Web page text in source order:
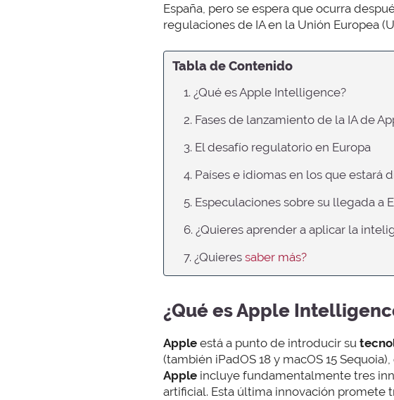
España, pero se espera que ocurra
regulaciones de IA en la Unión Europea
Tabla de Contenido
1. ¿Qué es Apple Intelligence?
2. Fases de lanzamiento de la IA de
3. El desafío regulatorio en Europa
4. Países e idiomas en los que estará
5. Especulaciones sobre su llegada a
6. ¿Quieres aprender a aplicar la
7. ¿Quieres saber más?
¿Qué es Apple
Apple está a punto de introducir su
(también iPadOS 18 y macOS 15
Apple incluye fundamentalmente tres
artificial. Esta última innovación promete